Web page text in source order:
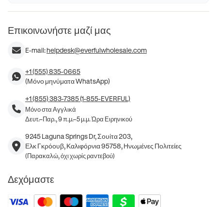
Επικοινωνήστε μαζί μας
E-mail:helpdesk@everfulwholesale.com
+1 (555) 835-0665
(Μόνο μηνύματα WhatsApp)
+1 (855) 383-7385 (1-855-EVERFUL)
Μόνο στα Αγγλικά
Δευτ.–Παρ., 9 π.μ.–5 μ.μ. Ώρα Ειρηνικού
9245 Laguna Springs Dr, Σουίτα 203,
Ελκ Γκρόουβ, Καλιφόρνια 95758, Ηνωμένες Πολιτείες
(Παρακαλώ, όχι χωρίς ραντεβού)
Δεχόμαστε